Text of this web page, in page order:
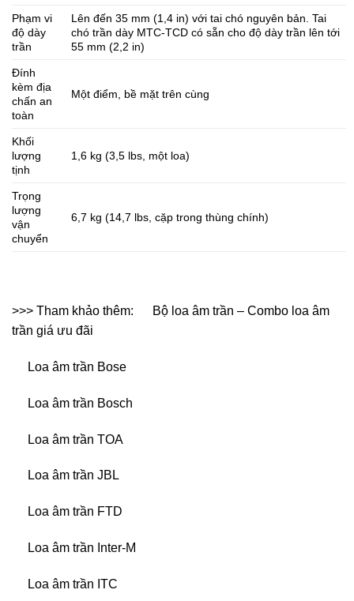
Phạm vi
độ dày
trần
Lên đến 35 mm (1,4 in) với tai chó nguyên bản. Tai
chó trần dày MTC-TCD có sẵn cho độ dày trần lên tới
55 mm (2,2 in)
Đính
kèm địa
chấn an
toàn
Một điểm, bề mặt trên cùng
Khối
lượng
tịnh
1,6 kg (3,5 lbs, một loa)
Trọng
lượng
vận
chuyển
6,7 kg (14,7 lbs, cặp trong thùng chính)
>>> Tham khảo thêm:
Bộ loa âm trần – Combo loa âm
trần giá ưu đãi
Loa âm trần Bose
Loa âm trần Bosch
Loa âm trần TOA
Loa âm trần JBL
Loa âm trần FTD
Loa âm trần Inter-M
Loa âm trần ITC